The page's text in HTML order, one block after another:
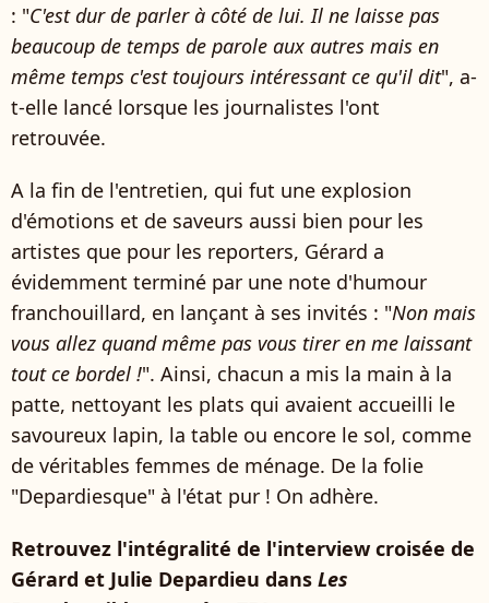
: "C'est dur de parler à côté de lui. Il ne laisse pas
beaucoup de temps de parole aux autres mais en
même temps c'est toujours intéressant ce qu'il dit", a-
t-elle lancé lorsque les journalistes l'ont
retrouvée.
A la fin de l'entretien, qui fut une explosion
d'émotions et de saveurs aussi bien pour les
artistes que pour les reporters, Gérard a
évidemment terminé par une note d'humour
franchouillard, en lançant à ses invités : "Non mais
vous allez quand même pas vous tirer en me laissant
tout ce bordel !". Ainsi, chacun a mis la main à la
patte, nettoyant les plats qui avaient accueilli le
savoureux lapin, la table ou encore le sol, comme
de véritables femmes de ménage. De la folie
"Depardiesque" à l'état pur ! On adhère.
Retrouvez l'intégralité de l'interview croisée de
Gérard et Julie Depardieu dans Les